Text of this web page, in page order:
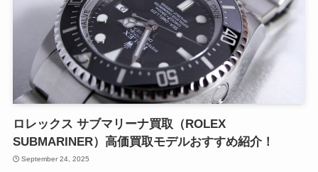
ロレックス サブマリーナ買取（ROLEX
SUBMARINER）高価買取モデルおすすめ紹介！
September 24, 2025